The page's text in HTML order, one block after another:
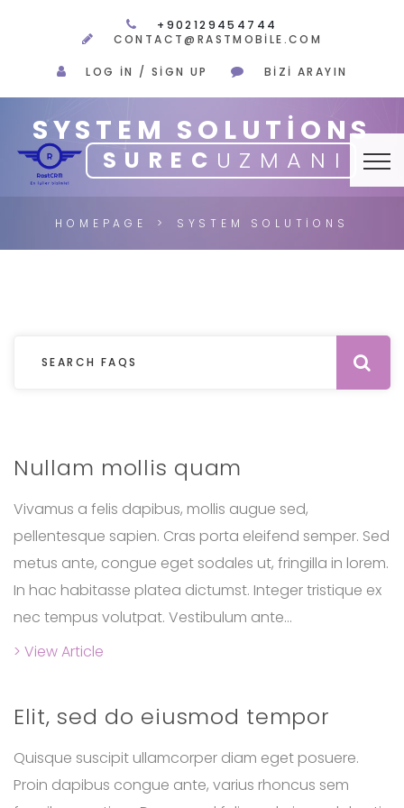
+902129454744
CONTACT@RASTMOBILE.COM
LOG IN / SIGN UP BIZI ARAYIN
SUREC UZMANI
SYSTEM SOLUTIONS
HOMEPAGE SYSTEM SOLUTIONS
Nullam mollis quam
Vivamus a felis dapibus, mollis augue sed,
pellentesque sapien. Cras porta eleifend semper. Sed
metus ante, congue eget sodales ut, fringilla in lorem.
In hac habitasse platea dictumst. Integer tristique ex
nec tempus volutpat. Vestibulum ante...
> View Article
Elit, sed do eiusmod tempor
Quisque suscipit ullamcorper diam eget posuere.
Proin dapibus congue ante, varius rhoncus sem